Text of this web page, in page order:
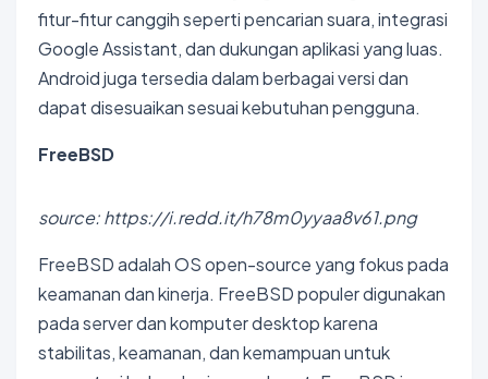
fitur-fitur canggih seperti pencarian suara, integrasi
Google Assistant, dan dukungan aplikasi yang luas.
Android juga tersedia dalam berbagai versi dan
dapat disesuaikan sesuai kebutuhan pengguna.
FreeBSD
source: https://i.redd.it/h78m0yyaa8v61.png
FreeBSD adalah OS open-source yang fokus pada
keamanan dan kinerja. FreeBSD populer digunakan
pada server dan komputer desktop karena
stabilitas, keamanan, dan kemampuan untuk